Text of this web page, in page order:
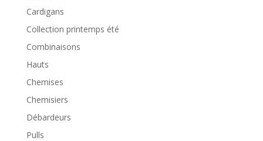
Cardigans
Collection printemps été
Combinaisons
Hauts
Chemises
Chemisiers
Débardeurs
Pulls